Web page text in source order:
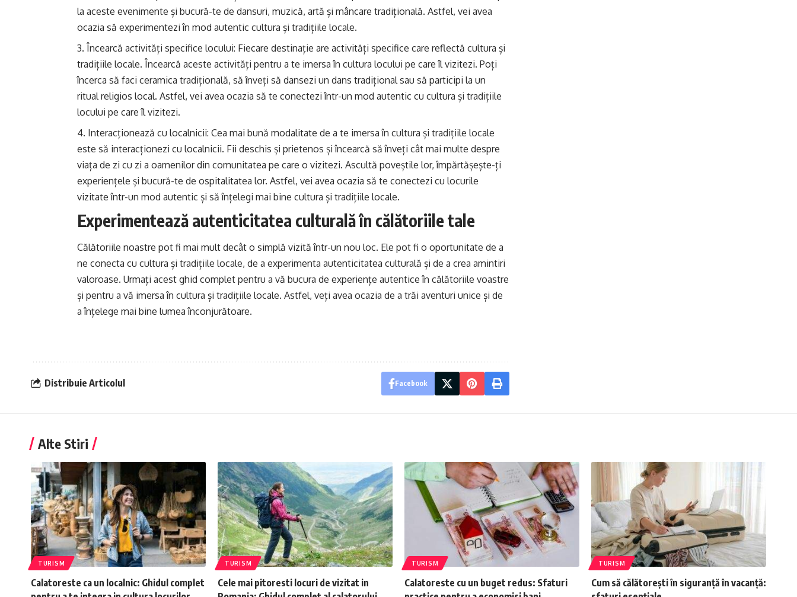
la aceste evenimente și bucură-te de dansuri, muzică, artă și mâncare tradițională. Astfel, vei avea
ocazia să experimentezi în mod autentic cultura și tradițiile locale.
Încearcă activități specifice locului: Fiecare destinație are activități specifice care reflectă cultura și
tradițiile locale. Încearcă aceste activități pentru a te imersa în cultura locului pe care îl vizitezi. Poți
încerca să faci ceramica tradițională, să înveți să dansezi un dans tradițional sau să participi la un
ritual religios local. Astfel, vei avea ocazia să te conectezi într-un mod autentic cu cultura și tradițiile
locului pe care îl vizitezi.
Interacționează cu localnicii: Cea mai bună modalitate de a te imersa în cultura și tradițiile locale
este să interacționezi cu localnicii. Fii deschis și prietenos și încearcă să înveți cât mai multe despre
viața de zi cu zi a oamenilor din comunitatea pe care o vizitezi. Ascultă poveștile lor, împărtășește-ți
experiențele și bucură-te de ospitalitatea lor. Astfel, vei avea ocazia să te conectezi cu locurile
vizitate într-un mod autentic și să înțelegi mai bine cultura și tradițiile locale.
Experimentează autenticitatea culturală în călătoriile tale
Călătoriile noastre pot fi mai mult decât o simplă vizită într-un nou loc. Ele pot fi o oportunitate de a
ne conecta cu cultura și tradițiile locale, de a experimenta autenticitatea culturală și de a crea amintiri
valoroase. Urmați acest ghid complet pentru a vă bucura de experiențe autentice în călătoriile voastre
și pentru a vă imersa în cultura și tradițiile locale. Astfel, veți avea ocazia de a trăi aventuri unice și de
a înțelege mai bine lumea înconjurătoare.
Distribuie Articolul Facebook
Alte Stiri
TURISM
Calatoreste ca un localnic: Ghidul complet
TURISM
Cele mai pitoresti locuri de vizitat in
TURISM
Calatoreste cu un buget redus: Sfaturi
TURISM
Cum să călătorești în siguranță în vacanță: